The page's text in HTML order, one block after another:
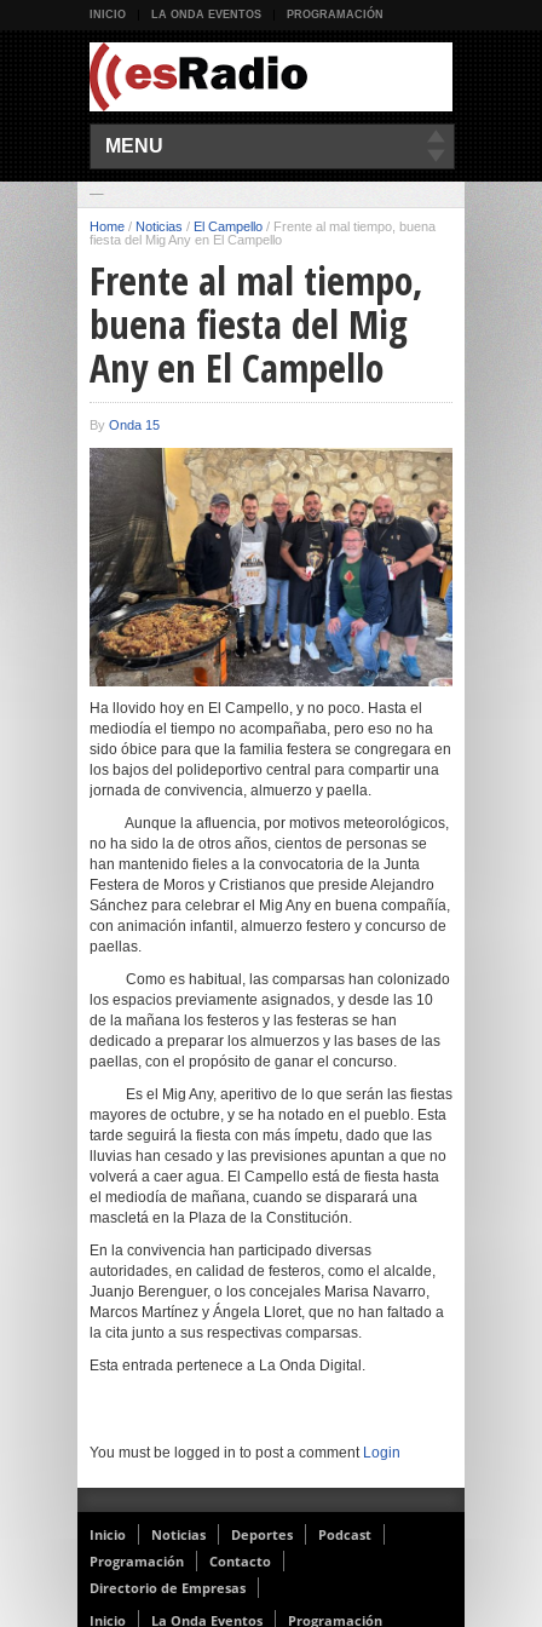
INICIO LA ONDA EVENTOS PROGRAMACIÓN
MENU
Home / Noticias / El Campello / Frente al mal tiempo, buena
fiesta del Mig Any en El Campello
Frente al mal tiempo,
buena fiesta del Mig
Any en El Campello
By Onda 15
Ha llovido hoy en El Campello, y no poco. Hasta el
mediodía el tiempo no acompañaba, pero eso no ha
sido óbice para que la familia festera se congregara en
los bajos del polideportivo central para compartir una
jornada de convivencia, almuerzo y paella.
Aunque la afluencia, por motivos meteorológicos,
no ha sido la de otros años, cientos de personas se
han mantenido fieles a la convocatoria de la Junta
Festera de Moros y Cristianos que preside Alejandro
Sánchez para celebrar el Mig Any en buena compañía,
con animación infantil, almuerzo festero y concurso de
paellas.
Como es habitual, las comparsas han colonizado
los espacios previamente asignados, y desde las 10
de la mañana los festeros y las festeras se han
dedicado a preparar los almuerzos y las bases de las
paellas, con el propósito de ganar el concurso.
Es el Mig Any, aperitivo de lo que serán las fiestas
mayores de octubre, y se ha notado en el pueblo. Esta
tarde seguirá la fiesta con más ímpetu, dado que las
lluvias han cesado y las previsiones apuntan a que no
volverá a caer agua. El Campello está de fiesta hasta
el mediodía de mañana, cuando se disparará una
mascletá en la Plaza de la Constitución.
En la convivencia han participado diversas
autoridades, en calidad de festeros, como el alcalde,
Juanjo Berenguer, o los concejales Marisa Navarro,
Marcos Martínez y Ángela Lloret, que no han faltado a
la cita junto a sus respectivas comparsas.
Esta entrada pertenece a La Onda Digital.
You must be logged in to post a comment Login
Inicio Noticias Deportes
Podcast
Programación
Contacto
Directorio de Empresas
Inicio
La Onda Eventos Programación